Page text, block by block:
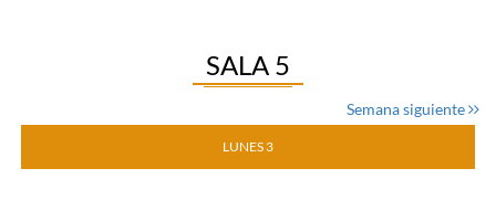
SALA 5
Semana siguiente
LUNES 3